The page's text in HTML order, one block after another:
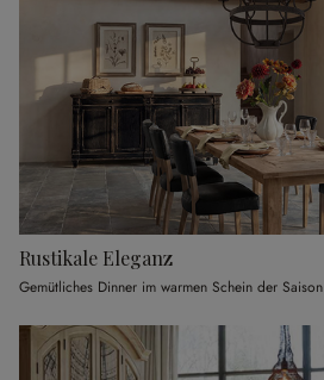
Rustikale Eleganz
Gemütliches Dinner im warmen Schein der Saison